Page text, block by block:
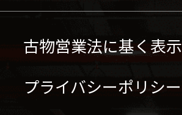
古物営業法に基く表示
プライバシーポリシー